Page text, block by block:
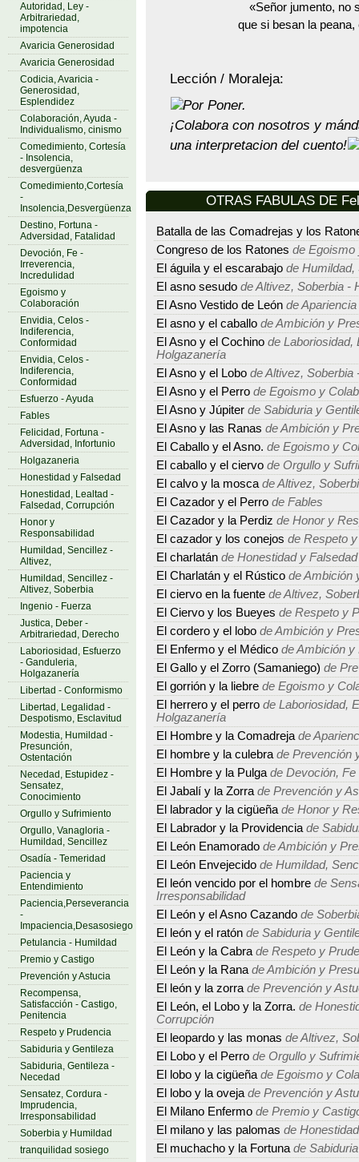
Autoridad, Ley -
Arbitrariedad,
impotencia
Avaricia Generosidad
Avaricia Generosidad
Codicia, Avaricia -
Generosidad,
Esplendidez
Colaboración, Ayuda -
Individualismo, cinismo
Comedimiento, Cortesía
- Insolencia,
desvergüenza
Comedimiento,Cortesía
-
Insolencia,Desvergüenza
Destino, Fortuna -
Adversidad, Fatalidad
Devoción, Fe -
Irreverencia,
Incredulidad
Egoismo y
Colaboración
Envidia, Celos -
Indiferencia,
Conformidad
Envidia, Celos -
Indiferencia,
Conformidad
Esfuerzo - Ayuda
Fables
Felicidad, Fortuna -
Adversidad, Infortunio
Holgazaneria
Honestidad y Falsedad
Honestidad, Lealtad -
Falsedad, Corrupción
Honor y
Responsabilidad
Humildad, Sencillez -
Altivez,
Humildad, Sencillez -
Altivez, Soberbia
Ingenio - Fuerza
Justica, Deber -
Arbitrariedad, Derecho
Laboriosidad, Esfuerzo
- Ganduleria,
Holgazanería
Libertad - Conformismo
Libertad, Legalidad -
Despotismo, Esclavitud
Modestia, Humildad -
Presunción,
Ostentación
Necedad, Estupidez -
Sensatez,
Conocimiento
Orgullo y Sufrimiento
Orgullo, Vanagloria -
Humildad, Sencillez
Osadía - Temeridad
Paciencia y
Entendimiento
Paciencia,Perseverancia
-
Impaciencia,Desasosiego
Petulancia - Humildad
Premio y Castigo
Prevención y Astucia
Recompensa,
Satisfacción - Castigo,
Penitencia
Respeto y Prudencia
Sabiduria y Gentileza
Sabiduria, Gentileza -
Necedad
Sensatez, Cordura -
Imprudencia,
Irresponsabilidad
Soberbia y Humildad
tranquilidad sosiego
«Señor jumento, no
que si besan la
Lección / Moraleja:
Por Poner.
¡Colabora con nosotros y
una interpretacion del cuento!
OTRAS FABULAS DE
Batalla de las Comadrejas y los
Congreso de los Ratones de Egoismo
El águila y el escarabajo de Humildad,
El asno sesudo de Altivez, Soberbia -
El Asno Vestido de León de
El asno y el caballo de Ambición y
El Asno y el Cochino de Laboriosidad,
Holgazanería
El Asno y el Lobo de Altivez, Soberbia
El Asno y el Perro de Egoismo y
El Asno y Júpiter de Sabiduria y
El Asno y las Ranas de Ambición y
El Caballo y el Asno. de Egoismo y
El caballo y el ciervo de Orgullo y
El calvo y la mosca de Altivez,
El Cazador y el Perro de Fables
El Cazador y la Perdiz de Honor y
El cazador y los conejos de Respeto
El charlatán de Honestidad y Falsedad
El Charlatán y el Rústico de Ambición
El ciervo en la fuente de Altivez,
El Ciervo y los Bueyes de Respeto y
El cordero y el lobo de Ambición y
El Enfermo y el Médico de Ambición y
El Gallo y el Zorro (Samaniego) de
El gorrión y la liebre de Egoismo y
El herrero y el perro de Laboriosidad,
Holgazanería
El Hombre y la Comadreja de
El hombre y la culebra de Prevención
El Hombre y la Pulga de Devoción,
El Jabalí y la Zorra de Prevención y
El labrador y la cigüeña de Honor y
El Labrador y la Providencia de
El León Enamorado de Ambición y
El León Envejecido de Humildad,
El león vencido por el hombre de
Irresponsabilidad
El León y el Asno Cazando de
El león y el ratón de Sabiduria y
El León y la Cabra de Respeto y
El León y la Rana de Ambición y
El león y la zorra de Prevención y
El León, el Lobo y la Zorra. de
Corrupción
El leopardo y las monas de Altivez,
El Lobo y el Perro de Orgullo y
El lobo y la cigüeña de Egoismo y
El lobo y la oveja de Prevención y
El Milano Enfermo de Premio y
El milano y las palomas de
El muchacho y la Fortuna de